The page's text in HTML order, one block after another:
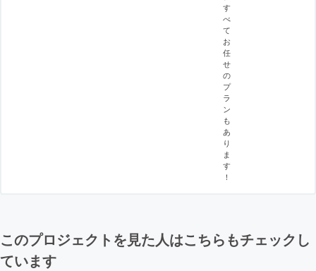
す
べ
て
お
任
せ
の
プ
ラ
ン
も
あ
り
ま
す
！
このプロジェクトを見た人はこちらもチェックし
ています